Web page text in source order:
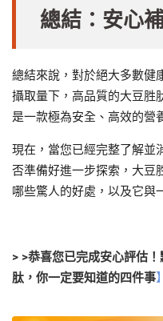
總結：安心
總結來說，對於絕大多數健
攝取量下，高品質的大豆胜
是一款極為安全、高效的營
現在，當您已經完整了解並
否準備好進一步探索，大豆
哪些驚人的好處，以及它與
> >恭喜您已完成安心評估
肽，你一定要知道的四件事】